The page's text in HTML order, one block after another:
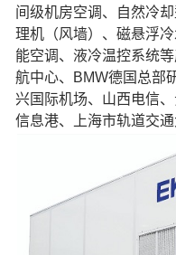
间级机房空调、自然冷
理机（风墙）、磁悬浮
能空调、液冷温控系统
航中心、BMW德国总部
兴国际机场、山西电信
信息港、上海市轨道交